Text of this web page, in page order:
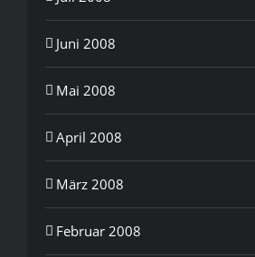
Juni 2008
Mai 2008
April 2008
März 2008
Februar 2008